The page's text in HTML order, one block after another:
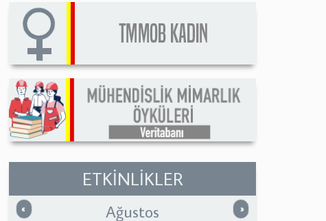
ETKİNLİKLER
« Önceki »Sonraki
Ağustos